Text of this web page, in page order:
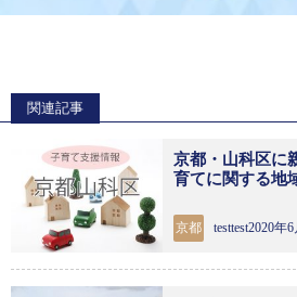
関連記事
京都・山科区に
育てに関する地
京都 testtest2020年6